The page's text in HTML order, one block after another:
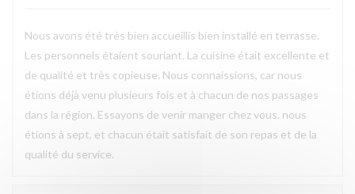
Nous avons été très bien accueillis bien installé en terrasse.
Les personnels étaient souriant. La cuisine était excellente et
de qualité et très copieuse. Nous connaissions, car nous
étions déjà venu plusieurs fois et à chacun de nos passages
dans la région. Essayons de venir manger chez vous. nous
étions à sept, et chacun était satisfait de son repas et de la
qualité du service.